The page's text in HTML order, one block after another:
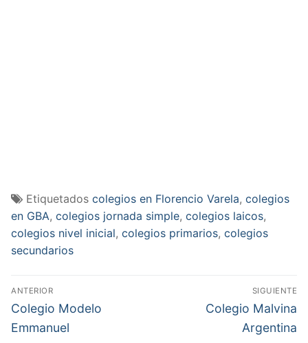
Etiquetados colegios en Florencio Varela, colegios
en GBA, colegios jornada simple, colegios laicos,
colegios nivel inicial, colegios primarios, colegios
secundarios
Navegación
de
entradas
ANTERIOR
Entrada
anterior:
Colegio Modelo
Emmanuel
SIGUIENTE
Entrada
siguiente:
Colegio Malvina
Argentina